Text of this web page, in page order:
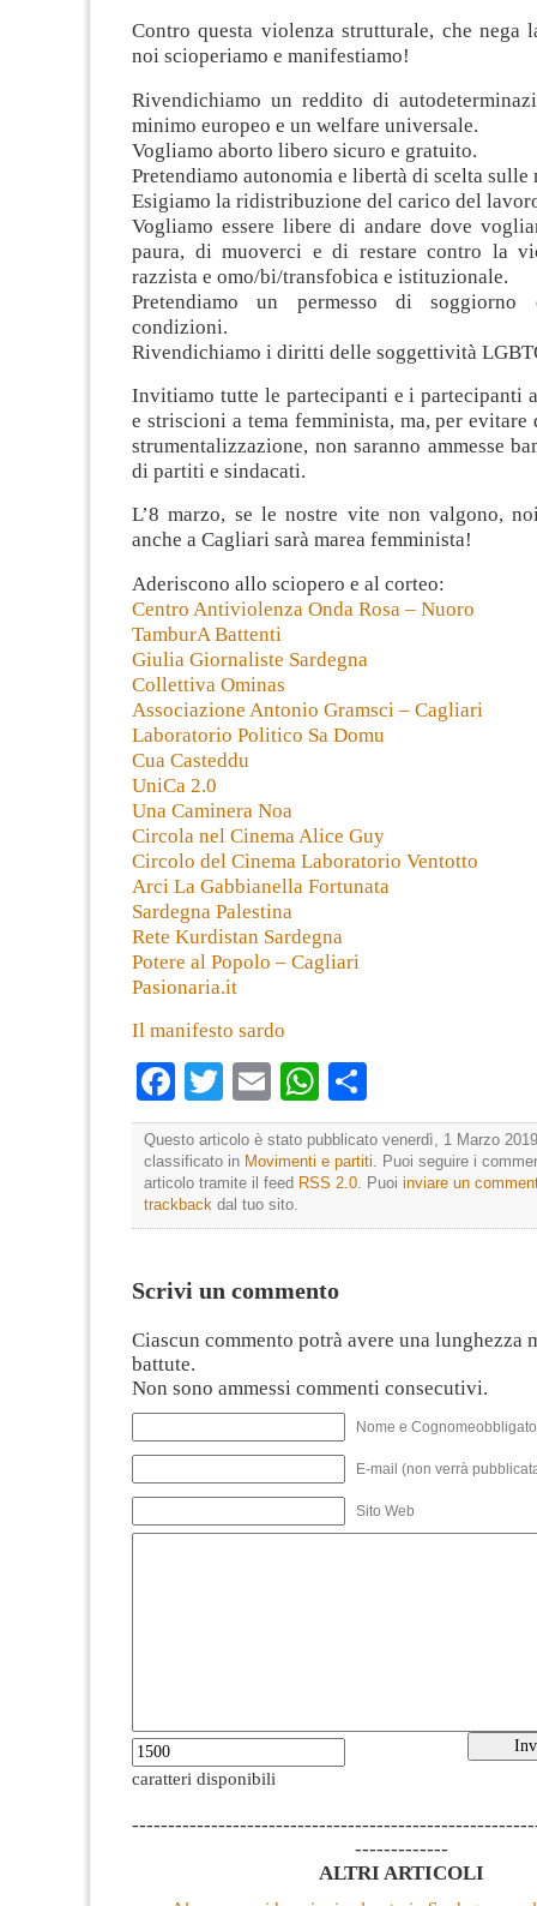
Contro questa violenza strutturale, che nega
noi scioperiamo e manifestiamo!
Rivendichiamo un reddito di
minimo europeo e un welfare universale.
Vogliamo aborto libero sicuro e gratuito.
Pretendiamo autonomia e libertà di scelta sulle
Esigiamo la ridistribuzione del carico del
Vogliamo essere libere di andare dove
paura, di muoverci e di restare contro la
razzista e omo/bi/transfobica e istituzionale.
Pretendiamo un permesso di soggiorno
condizioni.
Rivendichiamo i diritti delle soggettività
Invitiamo tutte le partecipanti e i partecipanti
e striscioni a tema femminista, ma, per
strumentalizzazione, non saranno ammesse
di partiti e sindacati.
L’8 marzo, se le nostre vite non valgono,
anche a Cagliari sarà marea femminista!
Aderiscono allo sciopero e al corteo:
Centro Antiviolenza Onda Rosa – Nuoro
TamburA Battenti
Giulia Giornaliste Sardegna
Collettiva Ominas
Associazione Antonio Gramsci – Cagliari
Laboratorio Politico Sa Domu
Cua Casteddu
UniCa 2.0
Una Caminera Noa
Circola nel Cinema Alice Guy
Circolo del Cinema Laboratorio Ventotto
Arci La Gabbianella Fortunata
Sardegna Palestina
Rete Kurdistan Sardegna
Potere al Popolo – Cagliari
Pasionaria.it
Il manifesto sardo
Facebook
TwitterEmailWhatsApp
Questo articolo è stato pubblicato venerdì, 1 Marzo
classificato in Movimenti e partiti. Puoi seguire i
articolo tramite il feed RSS 2.0. Puoi inviare un
trackback dal tuo sito.
Scrivi un commento
Ciascun commento potrà avere una lunghezza
battute.
Non sono ammessi commenti consecutivi.
Nome e
E-mail (non verrà
Sito Web
caratteri disponibili
-------------
ALTRI ARTICOLI